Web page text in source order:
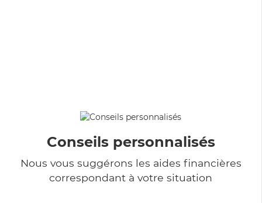
Conseils personnalisés
Nous vous suggérons les aides financières
correspondant à votre situation